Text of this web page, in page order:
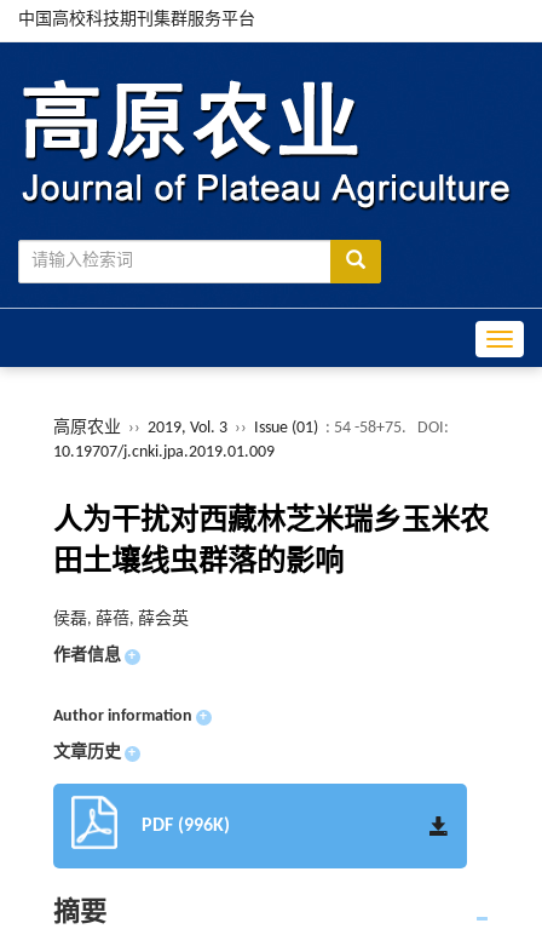
中国高校科技期刊集群服务平台
高原农业 ›› 2019, Vol. 3 ›› Issue (01) : 54 -58+75.
DOI:
10.19707/j.cnki.jpa.2019.01.009
人为干扰对西藏林芝米瑞乡玉米农
田土壤线虫群落的影响
侯磊, 薛蓓, 薛会英
作者信息 +
Author information +
文章历史 +
PDF (996K)
摘要